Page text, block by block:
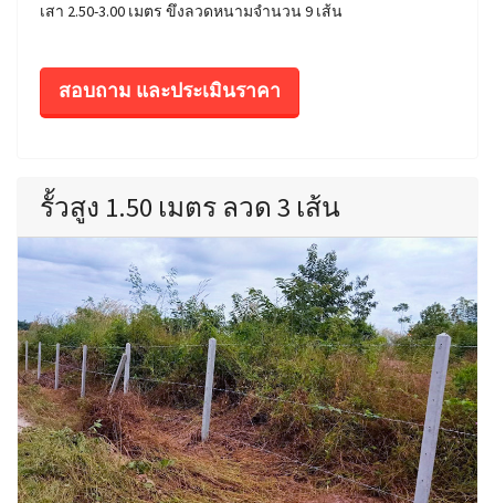
เสา 2.50-3.00 เมตร ขึงลวดหนามจำนวน 9 เส้น
สอบถาม และประเมินราคา
รั้วสูง 1.50 เมตร ลวด 3 เส้น